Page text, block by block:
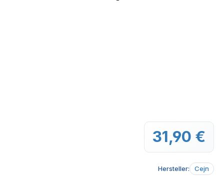
31,90 €
Hersteller: Cejn